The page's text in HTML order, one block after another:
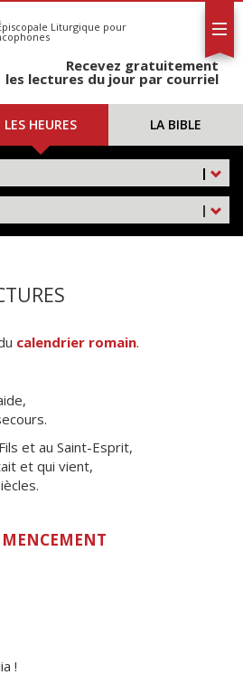
Liturgique pour
Recevez gratuitement
les lectures du jour par courriel
LES HEURES LA BIBLE
|
|
calendrier romain.
et au Saint-Esprit,
et qui vient,
!